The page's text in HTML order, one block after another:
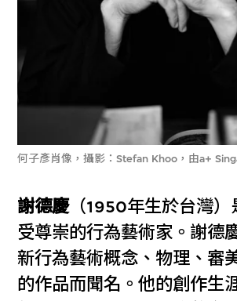
何子彥肖像，攝影：Stefan Khoo，由a+
謝德慶（1950年生於台灣）
受尊崇的行為藝術家。謝德
新行為藝術概念、物理、審
的作品而聞名。他的創作生